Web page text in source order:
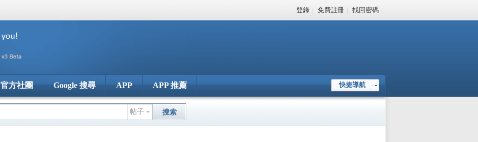
登錄 | 免費註冊 | 找回密碼 |
快捷導航
官方社團 Google 搜尋 APP APP 推薦
帖子 搜索